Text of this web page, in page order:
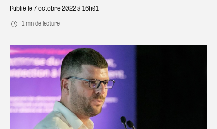
Publié le 7 octobre 2022 à 16h01
1 min de lecture